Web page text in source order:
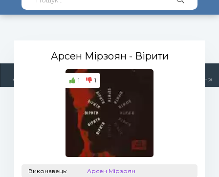
Жанри Топ 100 Плейлист (0)
Арсен Мірзоян - Вірити
1 1
Виконавець:
Арсен Мірзоян